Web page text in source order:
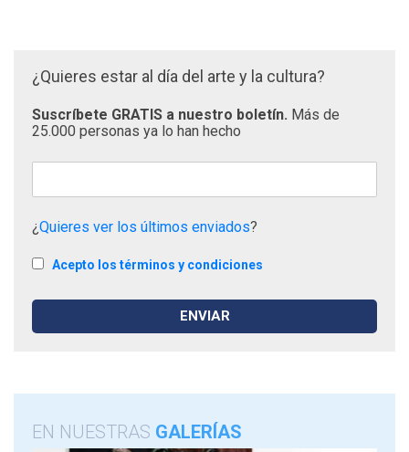
¿Quieres estar al día del arte y la cultura?
Suscríbete GRATIS a nuestro boletín. Más de
25.000 personas ya lo han hecho
¿Quieres ver los últimos enviados?
Acepto los términos y condiciones
EN NUESTRAS GALERÍAS